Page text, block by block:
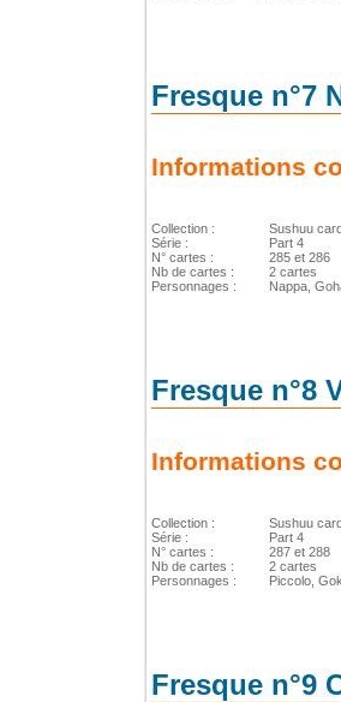
Fresque n°7
Informations
Collection :
Série :
N° cartes :
Nb de cartes :
Personnages :
Sushuu
Part 4
285 et 286
2 cartes
Nappa,
Fresque n°8
Informations
Collection :
Série :
N° cartes :
Nb de cartes :
Personnages :
Sushuu
Part 4
287 et 288
2 cartes
Piccolo,
Fresque n°9